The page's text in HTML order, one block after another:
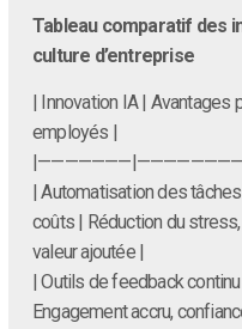
Tableau comparatif des
culture d’entreprise
| Innovation IA |
employés |
| Automatisation des
coûts | Réduction du
valeur ajoutée |
| Outils de feedback
Engagement accru,